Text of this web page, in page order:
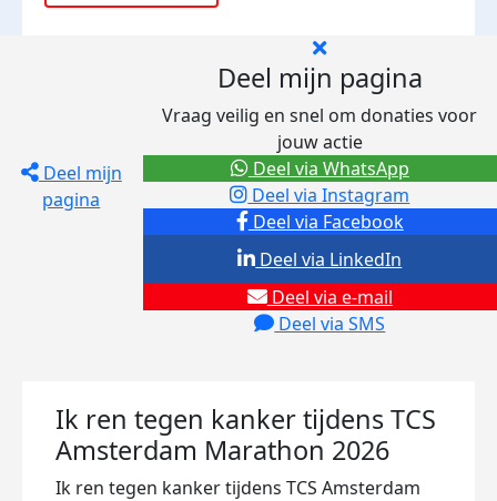
Deel mijn
pagina
Deel mijn pagina
Vraag veilig en snel om donaties voor
jouw actie
Deel via Facebook
Deel via Instagram
Deel via e-mail
Deel via SMS
Deel via LinkedIn
Deel via WhatsApp
Ik ren tegen kanker tijdens TCS
Amsterdam Marathon 2026
Ik ren tegen kanker tijdens TCS Amsterdam